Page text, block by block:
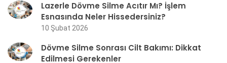
Lazerle Dövme Silme Acıtır Mı? İşlem
Esnasında Neler Hissedersiniz?
10 Şubat 2026
Dövme Silme Sonrası Cilt Bakımı: Dikkat
Edilmesi Gerekenler